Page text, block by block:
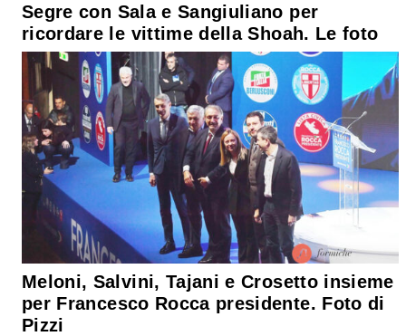
Segre con Sala e Sangiuliano per
ricordare le vittime della Shoah. Le foto
Meloni, Salvini, Tajani e Crosetto insieme
per Francesco Rocca presidente. Foto di
Pizzi